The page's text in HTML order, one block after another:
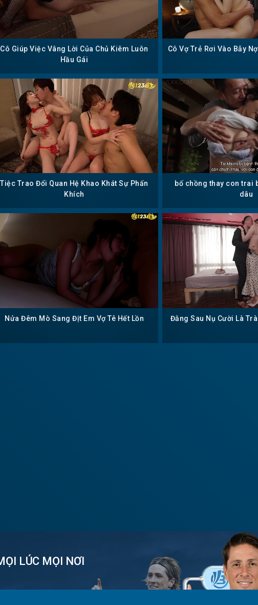
Cô Giúp Việc Vâng Lời Của Chủ Kiêm Luôn
Hầu Gái
Cô Vợ Trẻ Rơi Vào Bẫy
Tiệc Trao Đổi Quan Hệ Khao Khát Sự Phấn
Khích
bố chồng thay con trai
dâu
Nửa Đêm Mò Sang Địt Em Vợ Tê Hết Lồn Đằng Sau Nụ Cười Là
LÚC MỌI NƠI